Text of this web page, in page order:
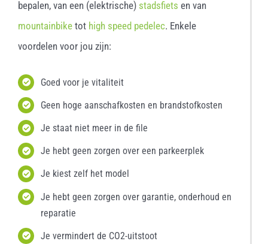
bepalen, van een (elektrische) stadsfiets en van
mountainbiketot high speed pedelec. Enkele
voordelen voor jou zijn:
Goed voor je vitaliteit
Geen hoge aanschafkosten en brandstofkosten
Je staat niet meer in de file
Je hebt geen zorgen over een parkeerplek
Je kiest zelf het model
Je hebt geen zorgen over garantie, onderhoud en
reparatie
Je vermindert de CO2-uitstoot